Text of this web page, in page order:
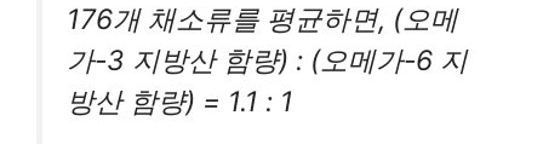
176개 채소류를 평균하면, (오메
가-3 지방산 함량) : (오메가-6 지
방산 함량) = 1.1 : 1